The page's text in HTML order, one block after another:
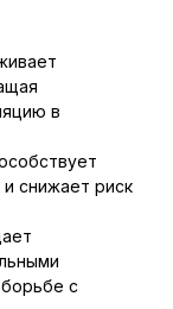
в
снижает риск
с